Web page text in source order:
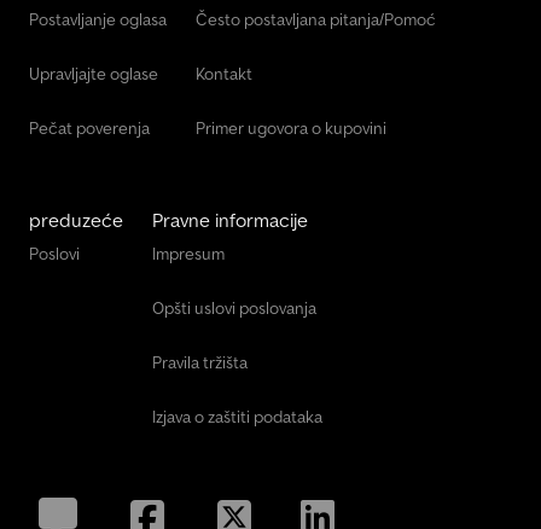
Postavljanje oglasa
Upravljajte oglase
Pečat poverenja
Često postavljana pitanja/Pomoć
Kontakt
Primer ugovora o kupovini
preduzeće
Poslovi
Pravne informacije
Impresum
Opšti uslovi poslovanja
Pravila tržišta
Izjava o zaštiti podataka